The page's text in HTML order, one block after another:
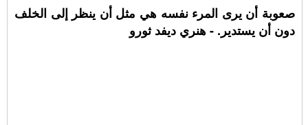
صعوبة أن يرى المرء نفسه هي مثل أن ينظر إلى الخلف
دون أن يستدير. - هنري ديفد ثورو